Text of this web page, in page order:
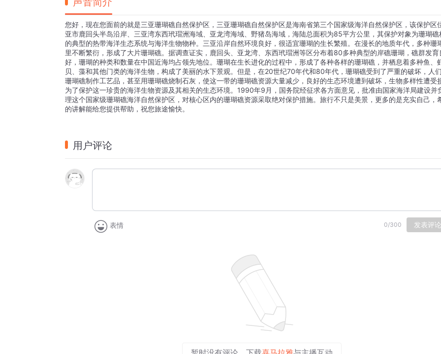
您好，现在您面前的就是三亚珊瑚礁自然保护区，三亚珊瑚礁自然保护区是海南省第三个国家级海洋自然保护区，该保护区
亚市鹿回头半岛沿岸、三亚湾东西玳瑁洲海域、亚龙湾海域、野猪岛海域，海陆总面积为85平方公里，其保护对象为珊瑚礁
的典型的热带海洋生态系统与海洋生物物种。三亚沿岸自然环境良好，很适宜珊瑚的生长繁殖。在漫长的地质年代，多种珊
里不断繁衍，形成了大片珊瑚礁。据调查证实，鹿回头、亚龙湾、东西玳瑁洲等区分布着80多种典型的岸礁珊瑚，礁群发育
好，珊瑚的种类和数量在中国近海均占领先地位。珊瑚在生长进化的过程中，形成了各种各样的珊瑚礁，并栖息着多种鱼、
贝、藻和其他门类的海洋生物，构成了美丽的水下景观。但是，在20世纪70年代和80年代，珊瑚礁受到了严重的破坏，人
珊瑚礁制作工艺品，甚至用珊瑚礁烧制石灰，使这一带的珊瑚礁资源大量减少，良好的生态环境遭到破坏，生物多样性遭受
为了保护这一珍贵的海洋生物资源及其相关的生态环境。1990年9月，国务院经征求各方面意见，批准由国家海洋局建设并
理这个国家级珊瑚礁海洋自然保护区，对核心区内的珊瑚礁资源采取绝对保护措施。旅行不只是美景，更多的是充实自己，
的讲解能给您提供帮助，祝您旅途愉快。
用户评论
表情 0/300 发表评论